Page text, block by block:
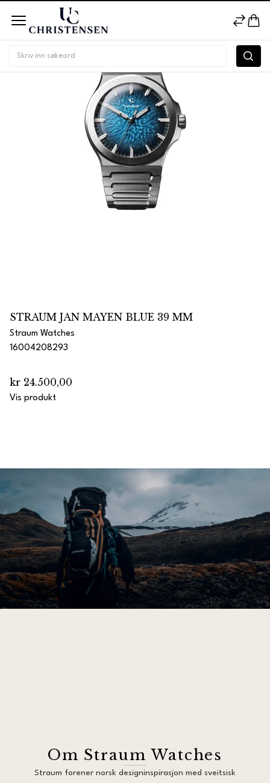
STRAUM JAN MAYEN BLUE 39 MM
Straum Watches
16004208293
kr 24.500,00
Vis produkt
Om Straum Watches
Straum forener norsk designinspirasjon med sveitsisk